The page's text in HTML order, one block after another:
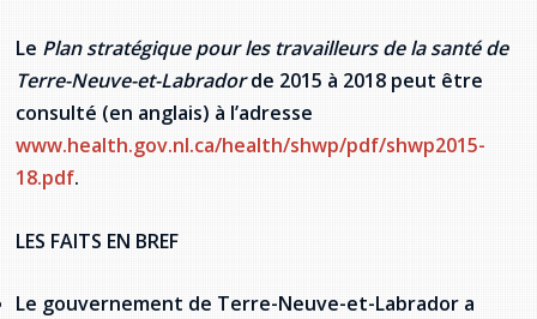
Le Plan stratégique pour les travailleurs de la santé de
Terre-Neuve-et-Labradorde 2015 à 2018 peut être
consulté (en anglais) à l’adresse
www.health.gov.nl.ca/health/shwp/pdf/shwp2015-
18.pdf.
LES FAITS EN BREF
Le gouvernement de Terre-Neuve-et-Labrador a